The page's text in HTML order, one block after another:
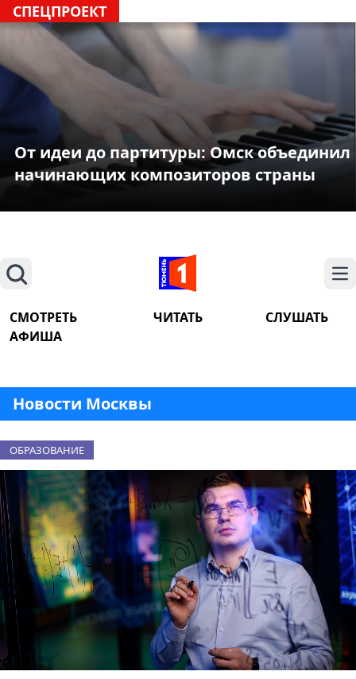
СПЕЦПРОЕКТ
От идеи до партитуры: Омск объединил
начинающих композиторов страны
Поиск
СМОТРЕТЬ ЧИТАТЬ
СЛУШАТЬ
АФИША
Новости Москвы
ОБРАЗОВАНИЕ